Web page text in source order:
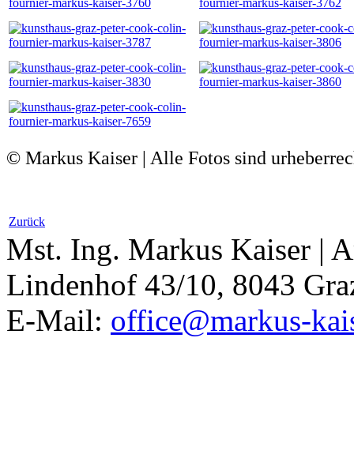
© Markus Kaiser | Alle Fotos sind
Zurück
Mst. Ing. Markus Kaiser |
Lindenhof 43/10, 8043
E-Mail: office@markus-